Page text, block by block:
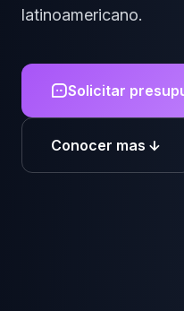
latinoamericano.
Solicitar
Conocer mas